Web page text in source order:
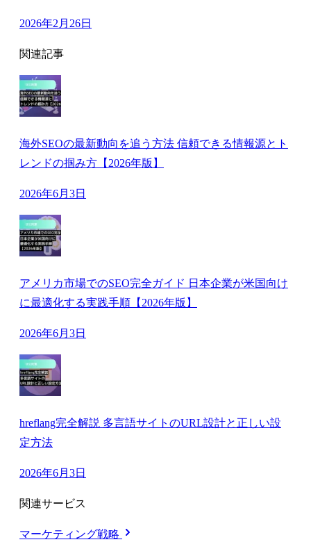
2026年2月26日
関連記事
海外SEOの最新動向を追う方法 信頼できる情報源とト
レンドの掴み方【2026年版】
2026年6月3日
アメリカ市場でのSEO完全ガイド 日本企業が米国向け
に最適化する実践手順【2026年版】
2026年6月3日
hreflang完全解説 多言語サイトのURL設計と正しい設
定方法
2026年6月3日
関連サービス
マーケティング戦略